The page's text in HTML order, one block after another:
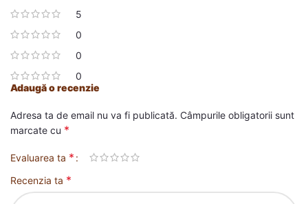
5
0
0
0
Adaugă o recenzie
Adresa ta de email nu va fi publicată. Câmpurile obligatorii sunt
marcate cu *
Evaluarea ta *
Recenzia ta *